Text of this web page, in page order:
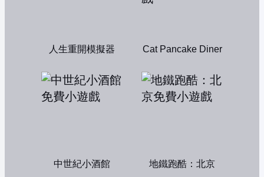
人生重開模擬器 Cat Pancake Diner
中世紀小酒館 地鐵跑酷：北京